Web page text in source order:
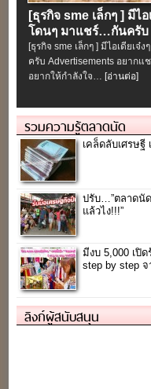
[ธุรกิจ sme เล็กๆ ] มีไ
โดนๆ มาแชร์…กันครับ
[ธุรกิจ sme เล็กๆ ] มีไอเดียเ
ครับ Advertisements อยาก
อยากให้กำลังใจ… [อ่านต่อ]
รวมความรู้ตลาดนัด
เคล็ดลับเศรษฐี
ปรับ…”ตลาดนัด
แล้วไง!!!”
มีงบ 5,000 เปิ
step by step จ
ลิงก์ผู้สนับสนุน